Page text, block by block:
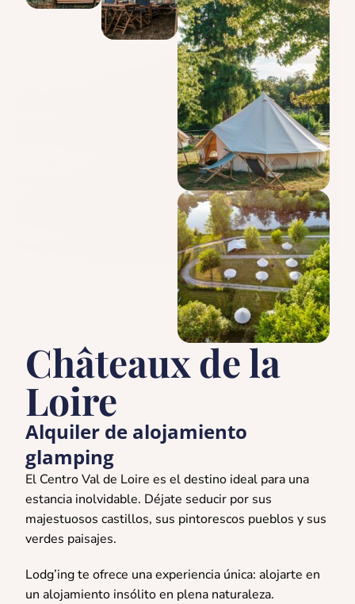
Châteaux de la
Loire
Alquiler de alojamiento
glamping
El Centro Val de Loire es el destino ideal para una
estancia inolvidable. Déjate seducir por sus
majestuosos castillos, sus pintorescos pueblos y sus
verdes paisajes.
Lodg’ing te ofrece una experiencia única: alojarte en
un alojamiento insólito en plena naturaleza.